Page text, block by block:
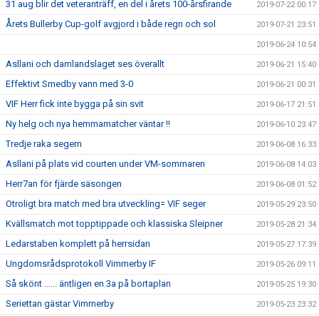
31 aug blir det veteranträff, en del i årets 100-årsfirande 2019-07-22 00:17
Årets Bullerby Cup-golf avgjord i både regn och sol 2019-07-21 23:51
2019-06-24 10:54
Asllani och damlandslaget ses överallt 2019-06-21 15:40
Effektivt Smedby vann med 3-0 2019-06-21 00:31
VIF Herr fick inte bygga på sin svit 2019-06-17 21:51
Ny helg och nya hemmamatcher väntar !! 2019-06-10 23:47
Tredje raka segern 2019-06-08 16:33
Asllani på plats vid courten under VM-sommaren 2019-06-08 14:03
Herr7an för fjärde säsongen 2019-06-08 01:52
Otroligt bra match med bra utveckling= VIF seger 2019-05-29 23:50
Kvällsmatch mot topptippade och klassiska Sleipner 2019-05-28 21:34
Ledarstaben komplett på herrsidan 2019-05-27 17:39
Ungdomsrådsprotokoll Vimmerby IF 2019-05-26 09:11
Så skönt ...... äntligen en 3a på bortaplan 2019-05-25 19:30
Seriettan gästar Vimmerby 2019-05-23 23:32